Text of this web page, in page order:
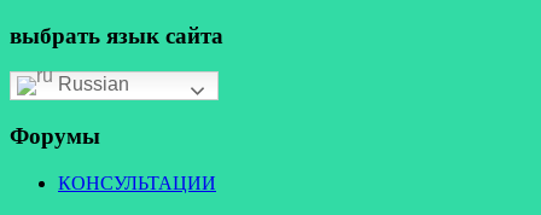
выбрать язык сайта
Russian
Форумы
КОНСУЛЬТАЦИИ